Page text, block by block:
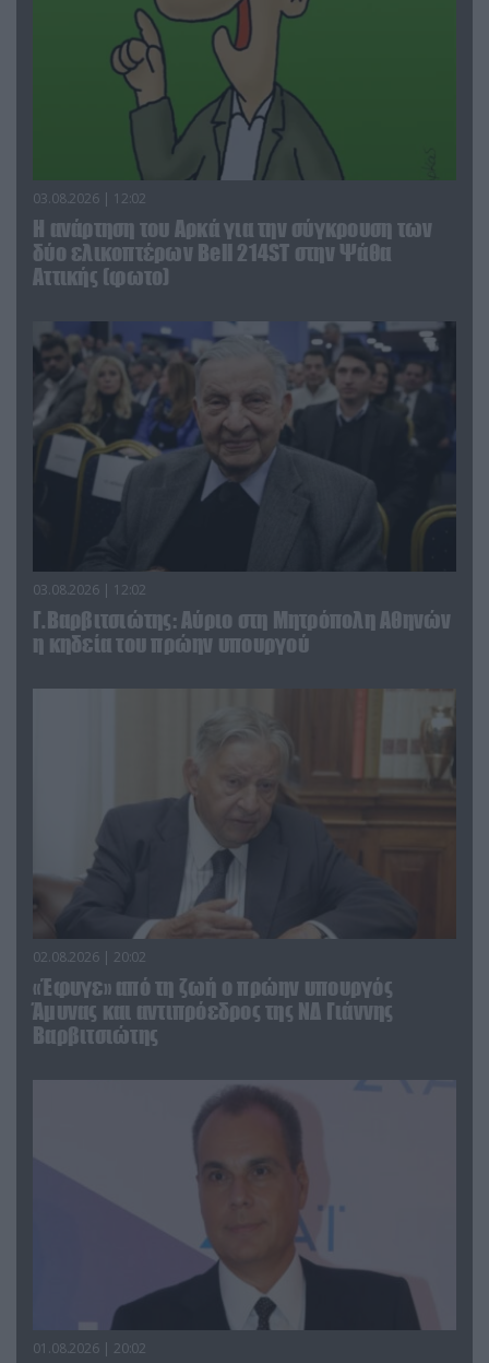
03.08.2026 | 12:02
Η ανάρτηση του Αρκά για την σύγκρουση των
δύο ελικοπτέρων Bell 214ST στην Ψάθα
Αττικής (φωτο)
03.08.2026 | 12:02
Γ.Βαρβιτσιώτης: Aύριο στη Μητρόπολη Αθηνών
η κηδεία του πρώην υπουργού
02.08.2026 | 20:02
«Έφυγε» από τη ζωή ο πρώην υπουργός
Άμυνας και αντιπρόεδρος της ΝΔ Γιάννης
Βαρβιτσιώτης
01.08.2026 | 20:02